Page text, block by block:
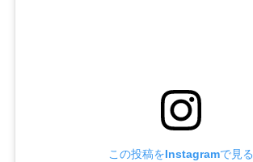
この投稿をInstagramで見る